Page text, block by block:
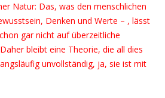
Natur: Das, was den menschlichen
Denken und Werte – , lässt
gar nicht auf überzeitliche
bleibt eine Theorie, die all dies
unvollständig, ja, sie ist mit